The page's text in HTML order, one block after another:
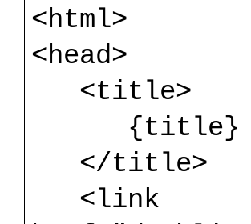
<html>
<head>